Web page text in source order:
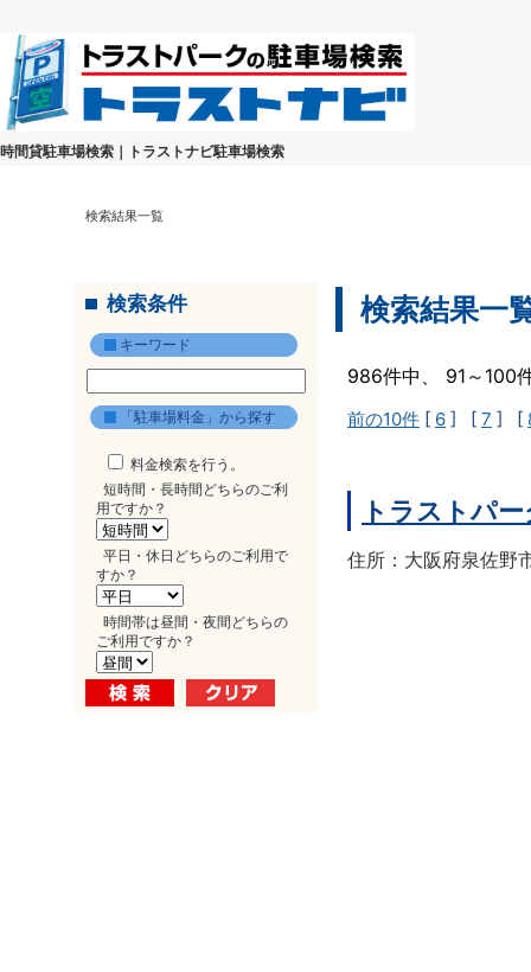
時間貸駐車場検索｜トラストナビ駐車場検索
検索結果一覧
検索条件
キーワード
「駐車場料金」から探す
料金検索を行う。
短時間・長時間どちらのご利
用ですか？
平日・休日どちらのご利用で
すか？
時間帯は昼間・夜間どちらの
ご利用ですか？
検索結果一
986件中、 91～100
前の10件 [ 6 ] [ 7 ] [
トラストパ
住所：大阪府泉佐野